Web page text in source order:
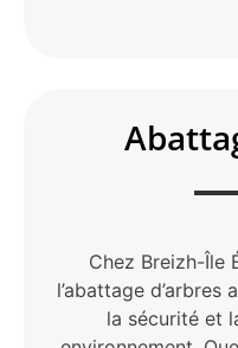
Chez Breizh-Île
l’abattage
la sécurité et